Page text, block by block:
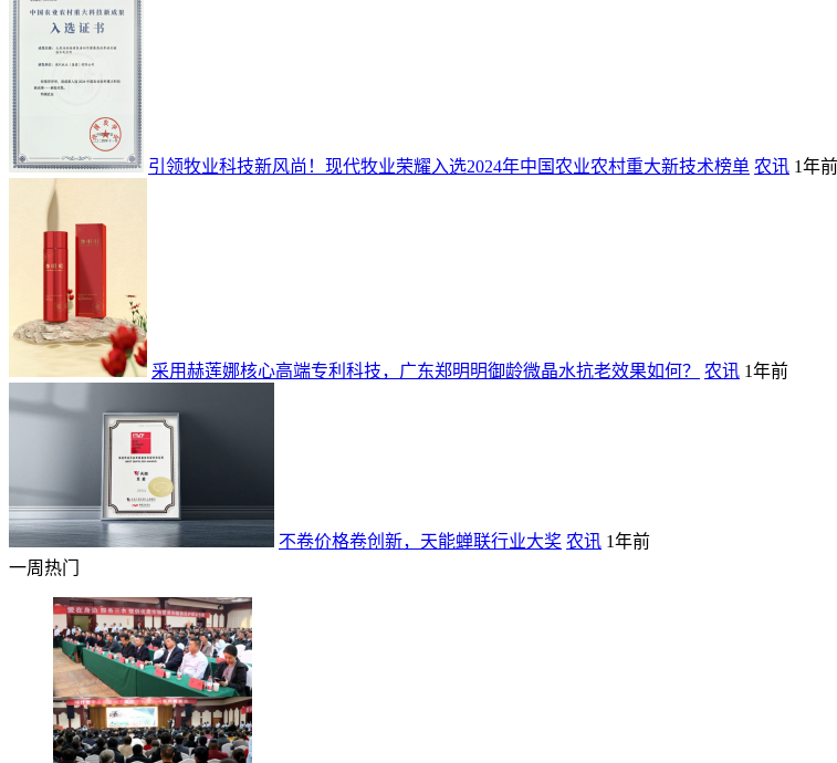
引领牧业科技新风尚！现代牧业荣耀入选2024年中国农业农村重大新技术榜单 农讯 1年前
采用赫莲娜核心高端专利科技，广东郑明明御龄微晶水抗老效果如何？ 农讯 1年前
不卷价格卷创新，天能蝉联行业大奖 农讯 1年前
一周热门